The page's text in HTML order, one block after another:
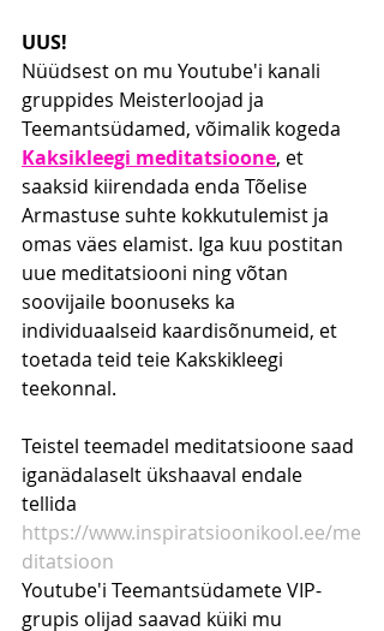
UUS!
Nüüdsest on mu Youtube'i kanali
gruppides Meisterloojad ja
Teemantsüdamed, võimalik kogeda
Kaksikleegi meditatsioone, et
saaksid kiirendada enda Tõelise
Armastuse suhte kokkutulemist ja
omas väes elamist. Iga kuu postitan
uue meditatsiooni ning võtan
soovijaile boonuseks ka
individuaalseid kaardisõnumeid, et
toetada teid teie Kakskikleegi
teekonnal.
Teistel teemadel meditatsioone saad
iganädalaselt ükshaaval endale
tellida
https://www.inspiratsioonikool.ee/me
ditatsioon
Youtube'i Teemantsüdamete VIP-
grupis olijad saavad küiki mu